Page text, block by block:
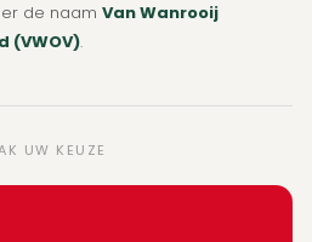
de naam Van Wanrooij
(VWOV).
UW KEUZE